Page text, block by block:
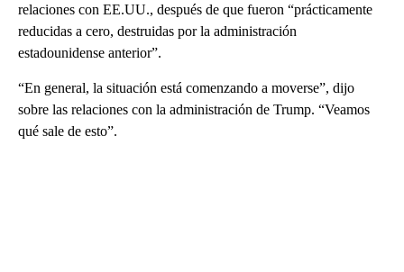
relaciones con EE.UU., después de que fueron “prácticamente
reducidas a cero, destruidas por la administración
estadounidense anterior”.
“En general, la situación está comenzando a moverse”, dijo
sobre las relaciones con la administración de Trump. “Veamos
qué sale de esto”.